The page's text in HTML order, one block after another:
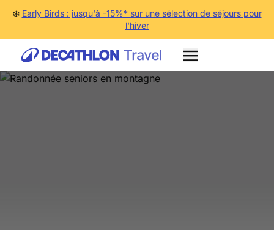
❄️ Early Birds : jusqu'à -15%* sur une sélection de séjours pour
l'hiver